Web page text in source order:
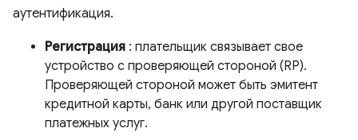
аутентификация.
Регистрация : плательщик связывает свое
устройство с проверяющей стороной (RP).
Проверяющей стороной может быть эмитент
кредитной карты, банк или другой поставщик
платежных услуг.